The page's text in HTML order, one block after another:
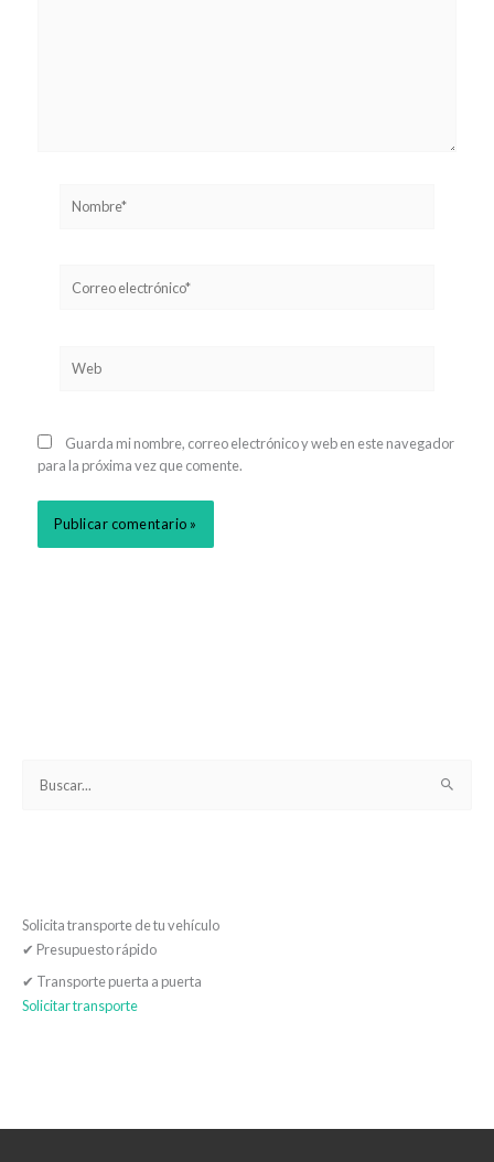
electrónico*
Guarda mi nombre, correo electrónico y web en este navegador
para la próxima vez que comente.
r
p
o
r
Solicita transporte de tu vehículo
✔ Presupuesto rápido
✔ Transporte puerta a puerta
Solicitar transporte